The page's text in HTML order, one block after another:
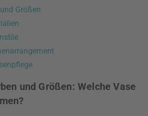
Größen
und Größen: Welche Vase